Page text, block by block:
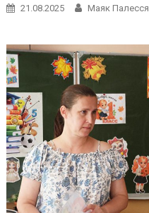
21.08.2025 Маяк Палесся